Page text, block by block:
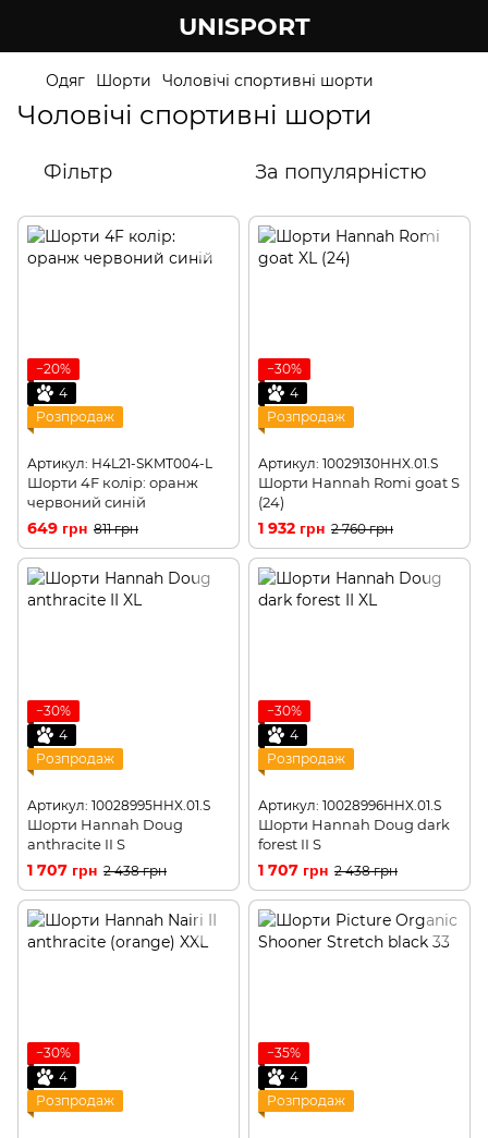
UNISPORT
Одяг Шорти Чоловічі спортивні шорти
Чоловічі спортивні шорти
Фільтр За популярністю
−20%
4
Розпродаж
Артикул: H4L21-SKMT004-L
Шорти 4F колір: оранж
червоний синій
649 грн 811 грн
−30%
4
Розпродаж
Артикул: 10029130HHX.01.S
Шорти Hannah Romi goat S
(24)
1 932 грн 2 760 грн
−30%
4
Розпродаж
Артикул: 10028995HHX.01.S
Шорти Hannah Doug
anthracite II S
1 707 грн 2 438 грн
−30%
4
Розпродаж
Артикул: 10028996HHX.01.S
Шорти Hannah Doug dark
forest II S
1 707 грн 2 438 грн
−30%
4
Розпродаж
−35%
4
Розпродаж